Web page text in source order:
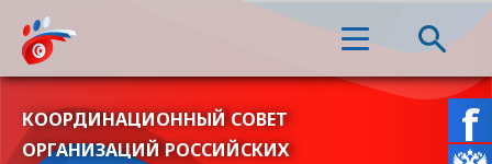
КООРДИНАЦИОННЫЙ СОВЕТ
ОРГАНИЗАЦИЙ РОССИЙСКИХ